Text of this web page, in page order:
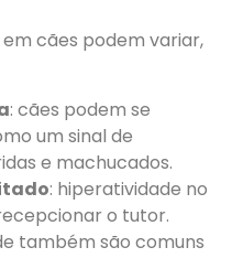
cães podem variar,
: cães podem se
um sinal de
e machucados.
: hiperatividade no
o tutor.
também são comuns